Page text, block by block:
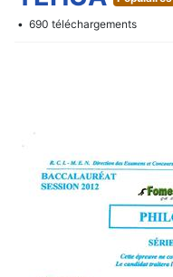
f
690 téléchargements